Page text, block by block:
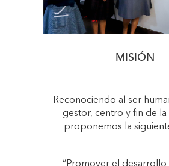
MISIÓN
Reconociendo al ser
gestor, centro y fin de la
proponemos la